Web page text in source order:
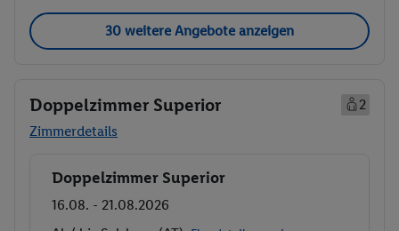
30 weitere Angebote anzeigen
Doppelzimmer Superior
2
Zimmerdetails
Buchen
Doppelzimmer Superior
16.08. - 21.08.2026